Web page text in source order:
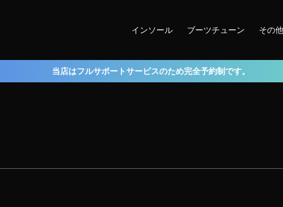
インソール ブーツチューン その
当店はフルサポートサービスのため完全予約制です。